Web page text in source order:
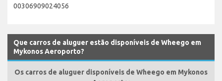
00306909024056
Que carros de aluguer estão disponíveis de Wheego em
Mykonos Aeroporto?
Os carros de aluguer disponíveis de Wheego em Mykonos